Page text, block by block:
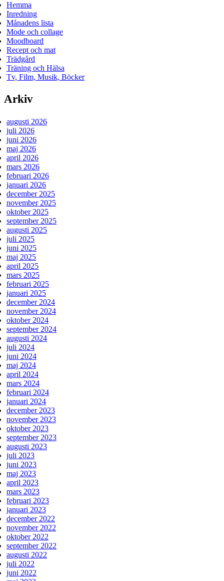
Hemma
Inredning
Månadens lista
Mode och collage
Moodboard
Recept och mat
Trädgård
Träning och Hälsa
Tv, Film, Musik, Böcker
Arkiv
augusti 2026
juli 2026
juni 2026
maj 2026
april 2026
mars 2026
februari 2026
januari 2026
december 2025
november 2025
oktober 2025
september 2025
augusti 2025
juli 2025
juni 2025
maj 2025
april 2025
mars 2025
februari 2025
januari 2025
december 2024
november 2024
oktober 2024
september 2024
augusti 2024
juli 2024
juni 2024
maj 2024
april 2024
mars 2024
februari 2024
januari 2024
december 2023
november 2023
oktober 2023
september 2023
augusti 2023
juli 2023
juni 2023
maj 2023
april 2023
mars 2023
februari 2023
januari 2023
december 2022
november 2022
oktober 2022
september 2022
augusti 2022
juli 2022
juni 2022